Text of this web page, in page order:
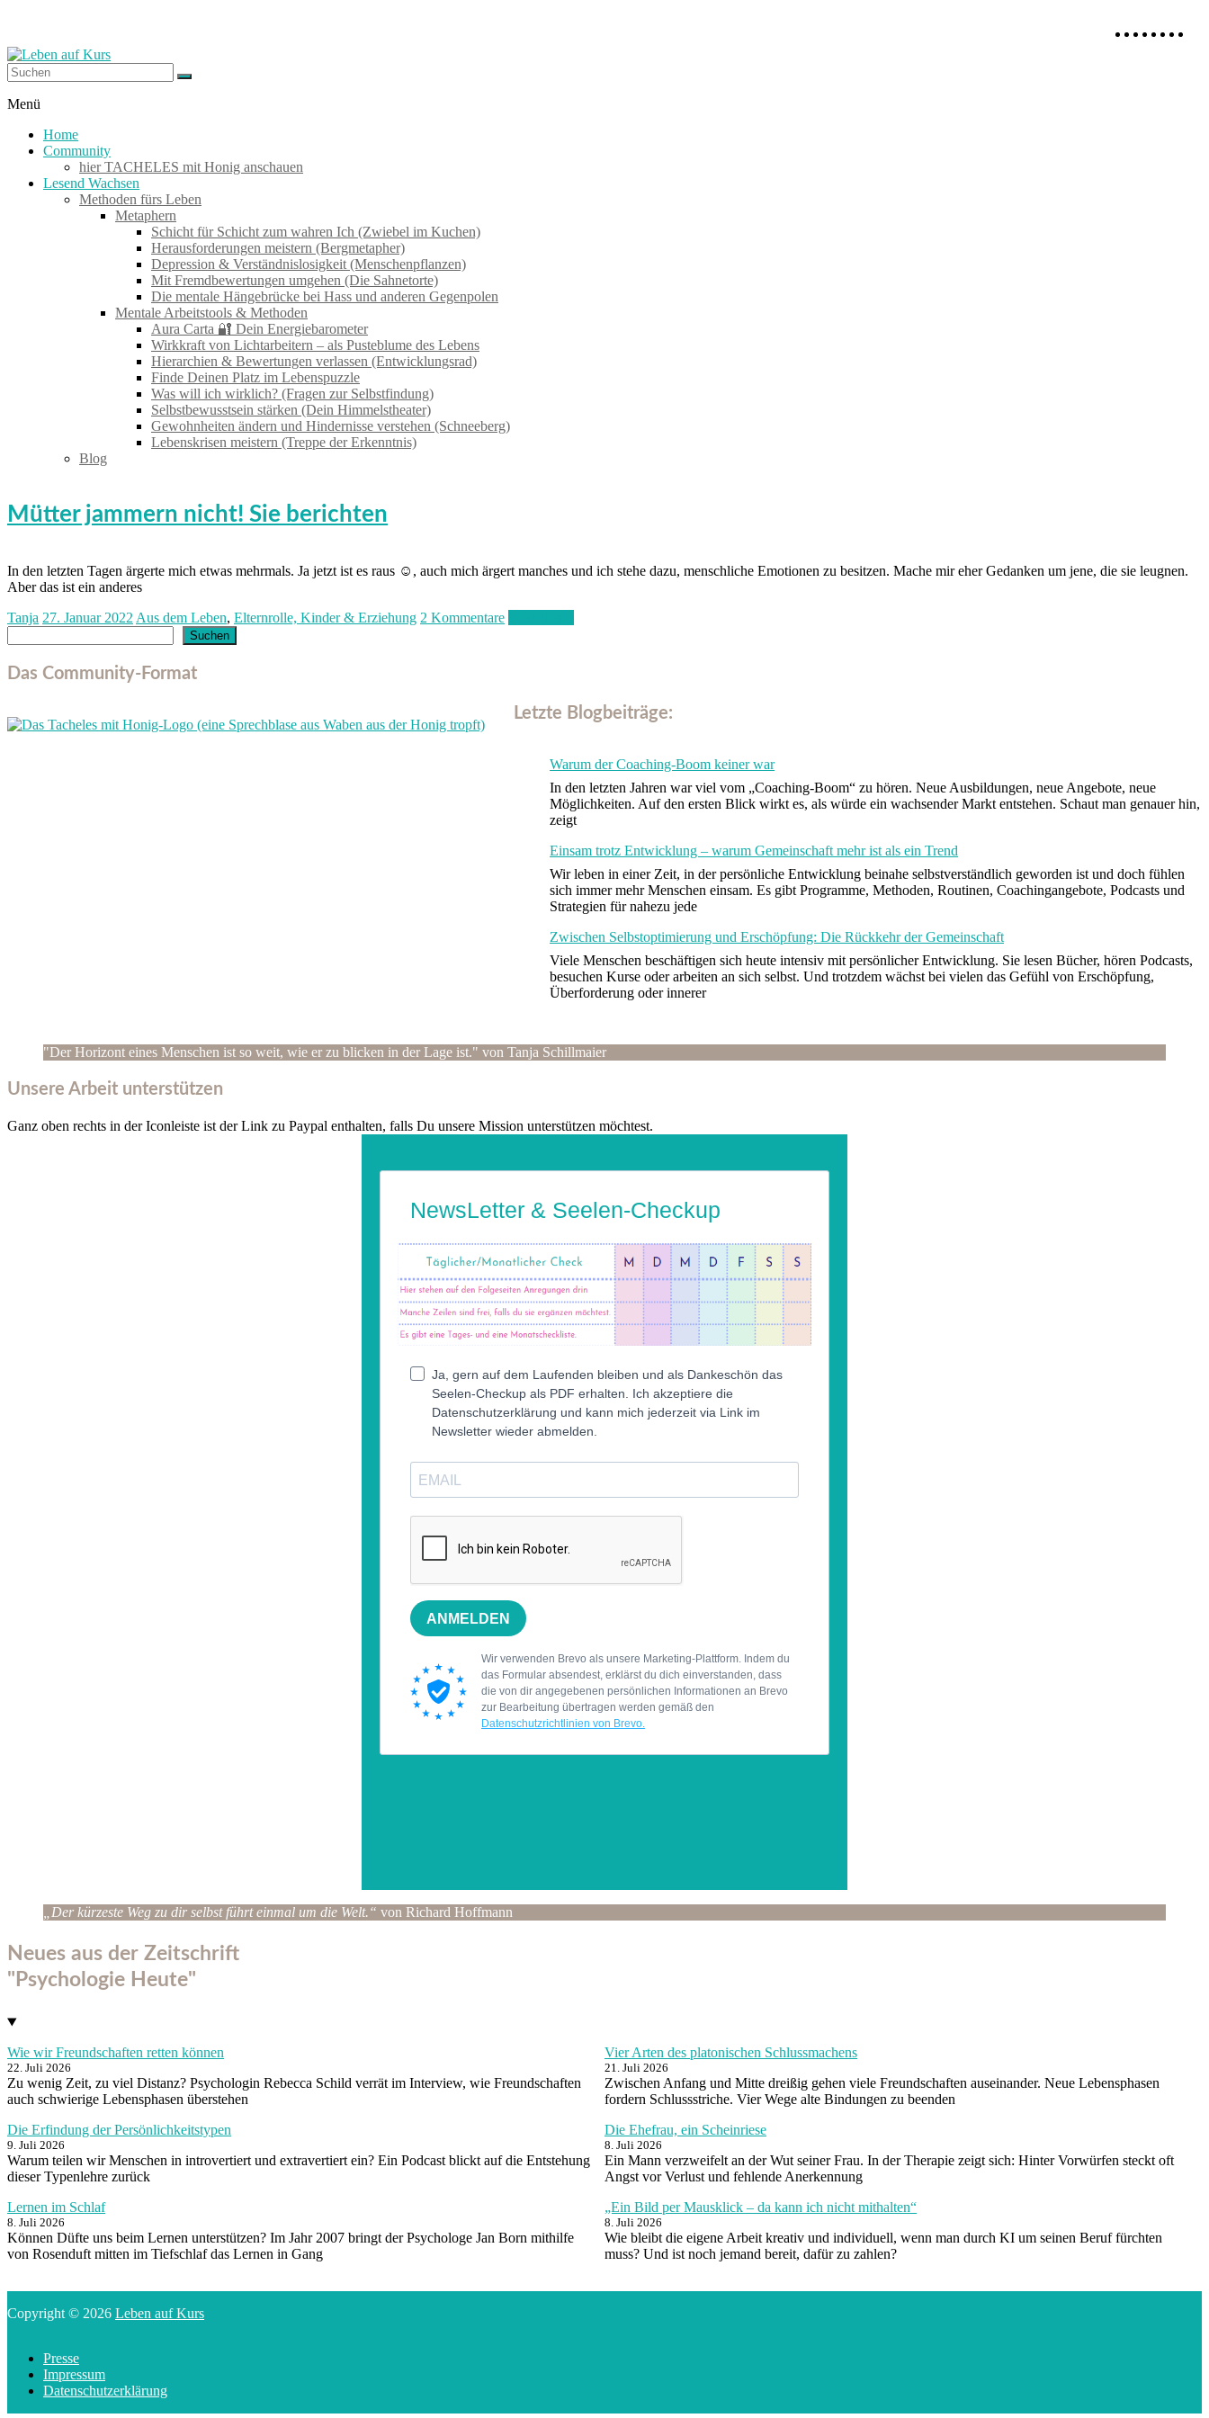
springen
Leben
Kurs
Werkzeuge
Menü
Home
Community
hier TACHELES mit Honig anschauen
Lesend Wachsen
Methoden fürs Leben
Metaphern
Schicht für Schicht zum wahren Ich (Zwiebel im Kuchen)
Herausforderungen meistern (Bergmetapher)
Depression & Verständnislosigkeit (Menschenpflanzen)
Mit Fremdbewertungen umgehen (Die Sahnetorte)
Die mentale Hängebrücke bei Hass und anderen Gegenpolen
Mentale Arbeitstools & Methoden
Aura Carta 🔐 Dein Energiebarometer
Wirkkraft von Lichtarbeitern – als Pusteblume des Lebens
Hierarchien & Bewertungen verlassen (Entwicklungsrad)
Finde Deinen Platz im Lebenspuzzle
Was will ich wirklich? (Fragen zur Selbstfindung)
Selbstbewusstsein stärken (Dein Himmelstheater)
Gewohnheiten ändern und Hindernisse verstehen (Schneeberg)
Lebenskrisen meistern (Treppe der Erkenntnis)
Blog
Mütter jammern nicht! Sie berichten
In den letzten Tagen ärgerte mich etwas mehrmals. Ja jetzt ist es raus ☺️, auch mich ärgert manches und ich stehe dazu, menschliche Emotionen zu besitzen. Mache mir eher Gedanken um jene, die sie leugnen.
Aber das ist ein anderes
Tanja 27. Januar 2022 Aus dem Leben, Elternrolle, Kinder & Erziehung 2 Kommentare
Suchen
Das Community-Format
Letzte Blogbeiträge:
Warum der Coaching-Boom keiner war
In den letzten Jahren war viel vom „Coaching-Boom“ zu hören. Neue Ausbildungen, neue Angebote, neue
Möglichkeiten. Auf den ersten Blick wirkt es, als würde ein wachsender Markt entstehen. Schaut man genauer hin,
zeigt
Einsam trotz Entwicklung – warum Gemeinschaft mehr ist als ein Trend
Wir leben in einer Zeit, in der persönliche Entwicklung beinahe selbstverständlich geworden ist und doch fühlen
sich immer mehr Menschen einsam. Es gibt Programme, Methoden, Routinen, Coachingangebote, Podcasts und
Strategien für nahezu jede
Zwischen Selbstoptimierung und Erschöpfung: Die Rückkehr der Gemeinschaft
Viele Menschen beschäftigen sich heute intensiv mit persönlicher Entwicklung. Sie lesen Bücher, hören Podcasts,
besuchen Kurse oder arbeiten an sich selbst. Und trotzdem wächst bei vielen das Gefühl von Erschöpfung,
Überforderung oder innerer
"Der Horizont eines Menschen ist so weit, wie er zu blicken in der Lage ist." von Tanja Schillmaier
Unsere Arbeit unterstützen
Ganz oben rechts in der Iconleiste ist der Link zu Paypal enthalten, falls Du unsere Mission unterstützen möchtest.
„Der kürzeste Weg zu dir selbst führt einmal um die Welt.“ von Richard Hoffmann
Neues aus der Zeitschrift
"Psychologie Heute"
Wie wir Freundschaften retten können
22. Juli 2026
Zu wenig Zeit, zu viel Distanz? Psychologin Rebecca Schild verrät im Interview, wie Freundschaften
auch schwierige Lebensphasen überstehen
Vier Arten des platonischen Schlussmachens
21. Juli 2026
Zwischen Anfang und Mitte dreißig gehen viele Freundschaften auseinander. Neue Lebensphasen
fordern Schlussstriche. Vier Wege alte Bindungen zu beenden
Die Erfindung der Persönlichkeitstypen
9. Juli 2026
Warum teilen wir Menschen in introvertiert und extravertiert ein? Ein Podcast blickt auf die Entstehung
dieser Typenlehre zurück
Die Ehefrau, ein Scheinriese
8. Juli 2026
Ein Mann verzweifelt an der Wut seiner Frau. In der Therapie zeigt sich: Hinter Vorwürfen steckt oft
Angst vor Verlust und fehlende Anerkennung
Lernen im Schlaf
8. Juli 2026
Können Düfte uns beim Lernen unterstützen? Im Jahr 2007 bringt der Psychologe Jan Born mithilfe
von Rosenduft mitten im Tiefschlaf das Lernen in Gang
„Ein Bild per Mausklick – da kann ich nicht mithalten“
8. Juli 2026
Wie bleibt die eigene Arbeit kreativ und individuell, wenn man durch KI um seinen Beruf fürchten
muss? Und ist noch jemand bereit, dafür zu zahlen?
Copyright © 2026 Leben auf Kurs
Presse
Impressum
Datenschutzerklärung